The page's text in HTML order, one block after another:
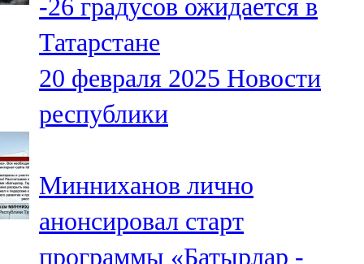
-26 градусов ожидается в
Татарстане
20 февраля 2025 Новости
республики
Минниханов лично
анонсировал старт
программы «Батырлар -